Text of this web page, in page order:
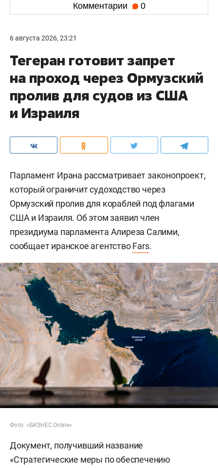
Комментарии 0
6 августа 2026, 23:21
Тегеран готовит запрет
на проход через Ормузский
пролив для судов из США
и Израиля
Парламент Ирана рассматривает законопроект,
который ограничит судоходство через
Ормузский пролив для кораблей под флагами
США и Израиля. Об этом заявил член
президиума парламента Алиреза Салими,
сообщает иранское агентствоFars.
Фото: «БИЗНЕС Online»
Документ, получивший название
«Стратегические меры по обеспечению